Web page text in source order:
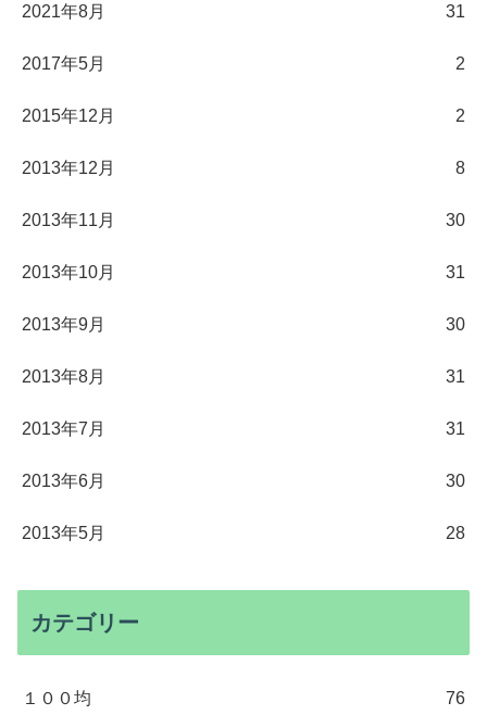
2021年8月 31
2017年5月 2
2015年12月 2
2013年12月 8
2013年11月 30
2013年10月 31
2013年9月 30
2013年8月 31
2013年7月 31
2013年6月 30
2013年5月 28
カテゴリー
１００均 76